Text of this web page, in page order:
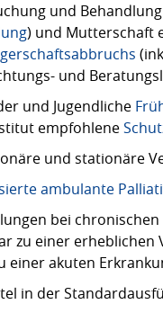
und
) und Mutterschaft
und
und Jugendliche
empfohlene
und stationäre
ambulante
bei
zu einer erheblichen
einer akuten
in der